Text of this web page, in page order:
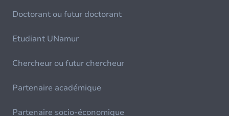
Doctorant ou futur doctorant
Etudiant UNamur
Chercheur ou futur chercheur
Partenaire académique
Partenaire socio-économique